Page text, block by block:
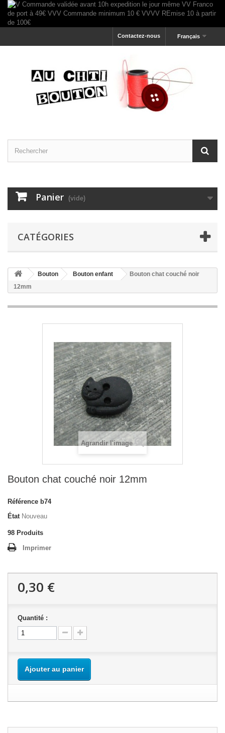
Français
Contactez-nous
Panier (vide)
CATÉGORIES
Bouton Bouton enfant
Bouton chat couché noir
12mm
Agrandir l'image
Bouton chat couché noir 12mm
Référence b74
État Nouveau
98 Produits
Imprimer
0,30 €
Quantité :
Ajouter au panier